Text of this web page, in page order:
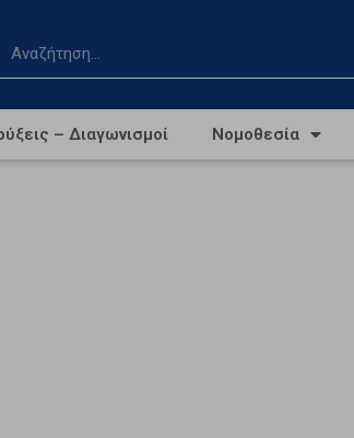
– Διαγωνισμοί Νομοθεσία